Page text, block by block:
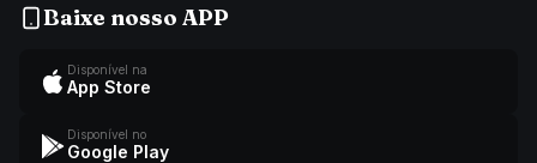
Baixe nosso APP
Disponível na
App Store
Disponível no
Google Play